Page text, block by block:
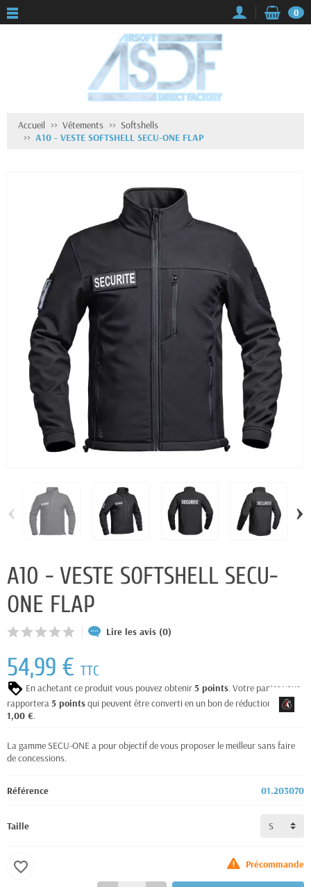
0
Accueil Vêtements
Softshells
A10 - VESTE SOFTSHELL SECU-ONE FLAP
‹ ›
A10 - VESTE SOFTSHELL SECU-
ONE FLAP
Lire les avis (0)
54,99 € TTC
En achetant ce produit vous pouvez obtenir5 points. Votre panier vous
rapportera5 pointsqui peuvent être converti en un bon de réduction de
1,00 €.
La gamme SECU-ONE a pour objectif de vous proposer le meilleur sans faire
de concessions.
Référence 01.203070
Taille
Précommande
favorite_border